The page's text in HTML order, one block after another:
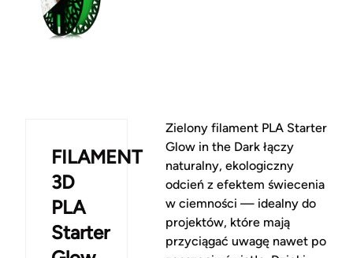
FILAMENT
3D
PLA
Starter
Zielony filament PLA Starter
Glow in the Dark łączy
naturalny, ekologiczny
odcień z efektem świecenia
w ciemności — idealny do
projektów, które mają
przyciągać uwagę nawet po